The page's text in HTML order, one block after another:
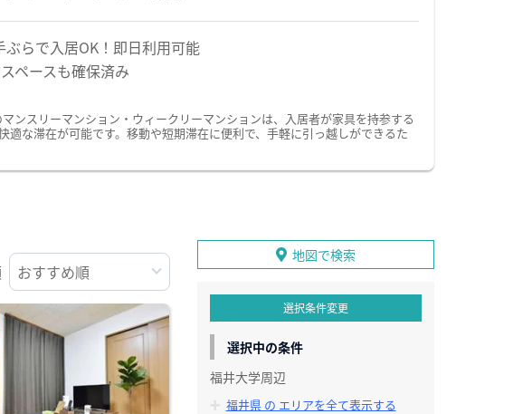
ぶらで入居OK！即日利用可能
ペースも確保済み
ンスリーマンション・ウィークリーマンションは、入居者が家具を持参する
な滞在が可能です。移動や短期滞在に便利で、手軽に引っ越しができるた
地図で検索
選択条件変更
選択中の条件
福井大学周辺
福井県 の エリアを全て表示する